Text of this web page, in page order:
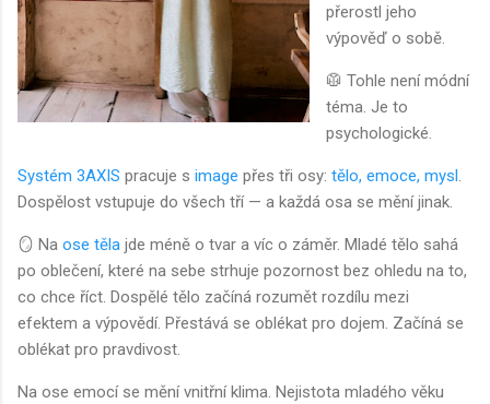
přerostl jeho
výpověď o sobě.
🥼 Tohle není módní
téma. Je to
psychologické.
Systém 3AXIS pracuje s image přes tři osy: tělo, emoce, mysl
Dospělost vstupuje do všech tří — a každá osa se mění jinak.
🪞 Na ose těla jde méně o tvar a víc o záměr. Mladé tělo sahá
po oblečení, které na sebe strhuje pozornost bez ohledu na to,
co chce říct. Dospělé tělo začíná rozumět rozdílu mezi
efektem a výpovědí. Přestává se oblékat pro dojem. Začíná se
oblékat pro pravdivost.
Na ose emocí se mění vnitřní klima. Nejistota mladého věku